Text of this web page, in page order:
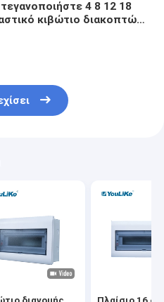
4 8 12 18
κιβώτιο διακοπτών